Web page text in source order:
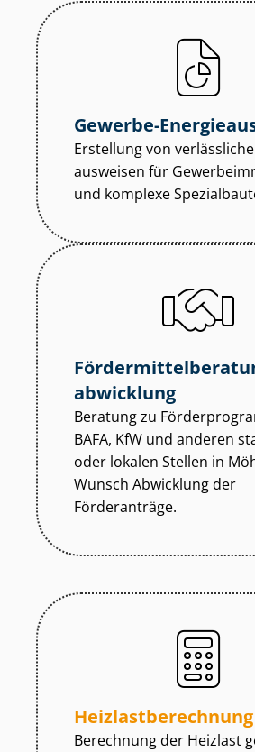
Gewerbe-
Erstellung von
aus­wei­sen für
und komplexe
abwicklung
Beratung zu
BAFA, KfW und anderen
oder lokalen Stellen in
Wunsch Abwicklung der
Förderanträge.
Heiz­last­be­rech­nung
Berechnung der Heizlast